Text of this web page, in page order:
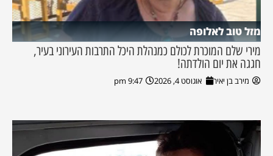
מזל טוב לאלופה
מירי שלם המוכרת לכולם כמנהלת היכל התרבות העירוני בעיר,
חגגה את יום הולדתה!
מירב בן יאיר אוגוסט 4, 2026 9:47 pm